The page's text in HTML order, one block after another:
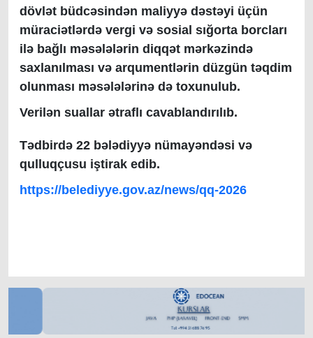
dövlət büdcəsindən maliyyə dəstəyi üçün
müraciətlərdə vergi və sosial sığorta borcları
ilə bağlı məsələlərin diqqət mərkəzində
saxlanılması və arqumentlərin düzgün təqdim
olunması məsələlərinə də toxunulub.
Verilən suallar ətraflı cavablandırılıb.
Tədbirdə 22 bələdiyyə nümayəndəsi və
qulluqçusu iştirak edib.
https://belediyye.gov.az/news/qq-2026